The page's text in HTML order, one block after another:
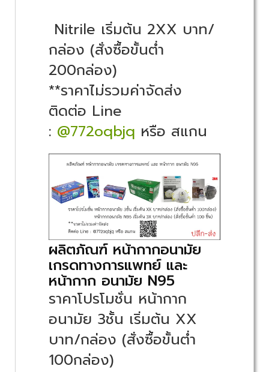
Nitrile เริ่มต้น 2XX บาท/
กล่อง (สั่งซื้อขั้นต่ำ
200กล่อง)
**ราคาไม่รวมค่าจัดส่ง
ติดต่อ Line
: @772oqbjq หรือ สแกน
ผลิตภัณฑ์ หน้ากากอนามัย
เกรดทางการแพทย์ และ
หน้ากาก อนามัย N95
ราคาโปรโมชั่น หน้ากาก
อนามัย 3ชั้น เริ่มต้น XX
บาท/กล่อง (สั่งซื้อขั้นต่ำ
100กล่อง)